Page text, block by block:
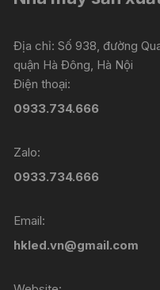
Địa chỉ: Số 938, đường
quận Hà Đông, Hà Nội
Điện thoại:
0933.734.666
Zalo:
0933.734.666
Email:
hkled.vn@gmail.com